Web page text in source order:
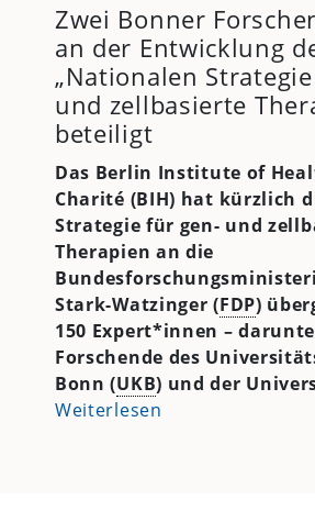
Zwei Bonner
an der Entwicklung
„Nationalen
und zellbasierte
beteiligt
Das Berlin Institute of
Charité (BIH) hat kürzlich
Strategie für gen- und
Therapien an die
Stark-Watzinger (FDP)
150 Expert*innen –
Forschende des
Bonn (UKB) und der
Weiterlesen